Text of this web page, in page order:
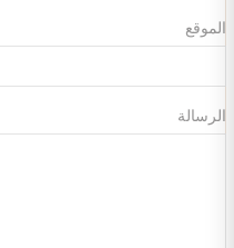
الموقع
الرسالة